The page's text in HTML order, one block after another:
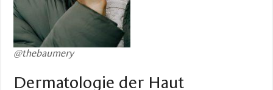
@thebaumery
Dermatologie der Haut